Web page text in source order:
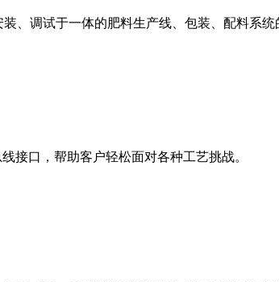
、调试于一体的肥料生产线、包装、配料系统
接口，帮助客户轻松面对各种工艺挑战。